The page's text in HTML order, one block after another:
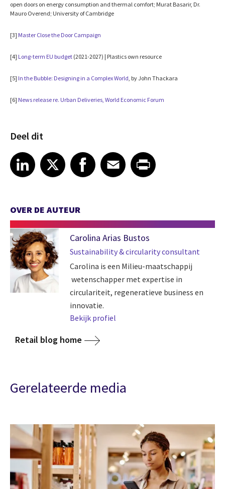
open doors on energy consumption and thermal comfort; Murat Basarir, Dr.
Mauro Overend; University of Cambridge
[3] Master Close the Door Campaign
[4] Long-term EU budget (2021-2027) | Plastics own resource
[5] In the Bubble: Designing in a Complex World , by John Thackara
[6] News release re. Urban Deliveries, World Economic Forum
Deel dit
Share article on LinkedIn
LinkedIn
Share article on XShare article on Facebook
Facebook
Share article on Email
EmailShare article on Print
OVER DE AUTEUR
Carolina Arias Bustos
Sustainability & circularity consultant
Carolina is een Milieu-maatschappij
wetenschapper met expertise in
circulariteit, regeneratieve business en
innovatie.
Bekijk profiel
Retail blog home
Gerelateerde media